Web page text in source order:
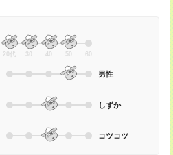
20代 30 40 50 60
男性
しずか
コツコツ